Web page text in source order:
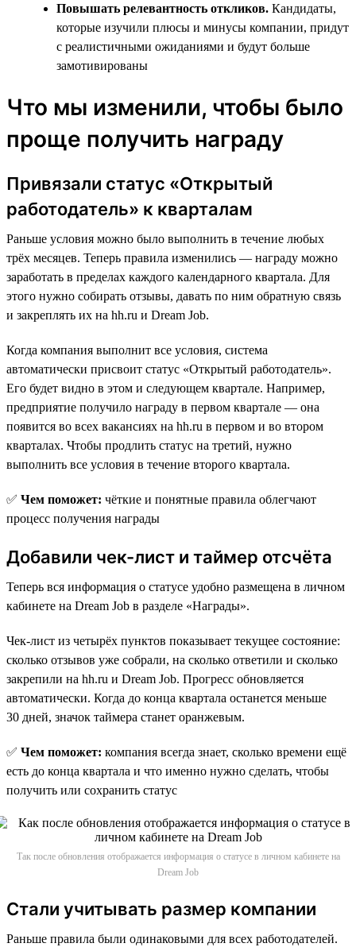
Повышать релевантность откликов. Кандидаты,
которые изучили плюсы и минусы компании, придут
с реалистичными ожиданиями и будут больше
замотивированы
Что мы изменили, чтобы было
проще получить награду
Привязали статус «Открытый
работодатель» к кварталам
Раньше условия можно было выполнить в течение любых
трёх месяцев. Теперь правила изменились — награду можно
заработать в пределах каждого календарного квартала. Для
этого нужно собирать отзывы, давать по ним обратную связь
и закреплять их на hh.ru и Dream Job.
Когда компания выполнит все условия, система
автоматически присвоит статус «Открытый работодатель».
Его будет видно в этом и следующем квартале. Например,
предприятие получило награду в первом квартале — она
появится во всех вакансиях на hh.ru в первом и во втором
кварталах. Чтобы продлить статус на третий, нужно
выполнить все условия в течение второго квартала.
✅ Чем поможет: чёткие и понятные правила облегчают
процесс получения награды
Добавили чек-лист и таймер отсчёта
Теперь вся информация о статусе удобно размещена в личном
кабинете на Dream Job в разделе «Награды».
Чек-лист из четырёх пунктов показывает текущее состояние:
сколько отзывов уже собрали, на сколько ответили и сколько
закрепили на hh.ru и Dream Job. Прогресс обновляется
автоматически. Когда до конца квартала останется меньше
30 дней, значок таймера станет оранжевым.
✅ Чем поможет: компания всегда знает, сколько времени ещё
есть до конца квартала и что именно нужно сделать, чтобы
получить или сохранить статус
Так после обновления отображается информация о статусе в личном кабинете на
Dream Job
Стали учитывать размер компании
Раньше правила были одинаковыми для всех работодателей.